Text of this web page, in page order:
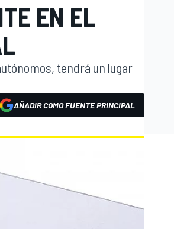
EN EL
tendrá un lugar
AÑADIR COMO FUENTE PRINCIPAL